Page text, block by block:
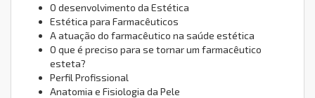
O desenvolvimento da Estética
Estética para Farmacêuticos
A atuação do farmacêutico na saúde estética
O que é preciso para se tornar um farmacêutico
esteta?
Perfil Profissional
Anatomia e Fisiologia da Pele